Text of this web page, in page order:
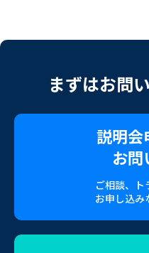
まずはお問
説明会
お問
ご相談、ト
お申し込み